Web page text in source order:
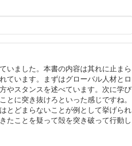
いました。本書の内容は其れに止まら
ています。まずはグローバル人材とロ
やスタンスを述べています。次に学び
とに突き抜けろといった感じですね。
とどまらないことが例として挙げられ
たことを疑って殻を突き破って行動し